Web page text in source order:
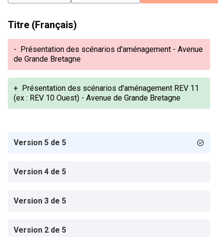
Titre (Français)
- Présentation des scénarios d'aménagement - Avenue
de Grande Bretagne
+ Présentation des scénarios d'aménagement REV 11
(ex : REV 10 Ouest) - Avenue de Grande Bretagne
Version 5 de 5
Version 4 de 5
Version 3 de 5
Version 2 de 5